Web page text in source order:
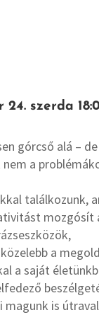
szerda
górcső alá –
a
találkozunk,
mozgósít
a
a saját
is